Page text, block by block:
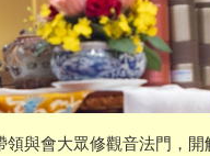
與會大眾修觀音法門，